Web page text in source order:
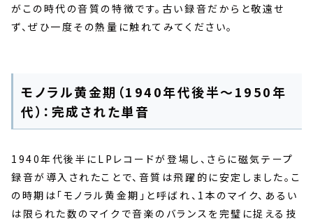
がこの時代の音質の特徴です。古い録音だからと敬遠せ
ず、ぜひ一度その熱量に触れてみてください。
モノラル黄金期（1940年代後半〜1950年
代）：完成された単音
1940年代後半にLPレコードが登場し、さらに磁気テープ
録音が導入されたことで、音質は飛躍的に安定しました。こ
の時期は「モノラル黄金期」と呼ばれ、1本のマイク、あるい
は限られた数のマイクで音楽のバランスを完璧に捉える技